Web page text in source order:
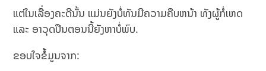
ແຕ່ໃນເລື່ອງຄະດີນັ້ນ ແມ່ນຍັງບໍ່ທັນມີຄວາມຄືບຫນ້າ ທັງຜູ້ກໍ່ເຫດ
ແລະ ອາວຸດປືນຕອນນີ້ຍັງຫາບໍ່ພົບ.
ຂອບໃຈຂໍ້ມູນຈາກ: